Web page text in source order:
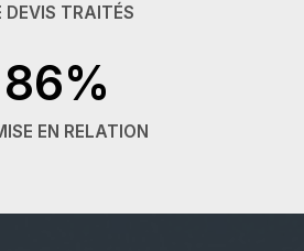
DEVIS TRAITÉS
86%
EN RELATION